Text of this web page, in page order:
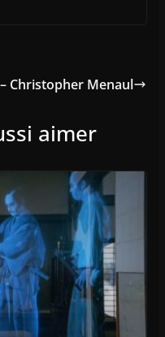
Christopher Menaul
aimer